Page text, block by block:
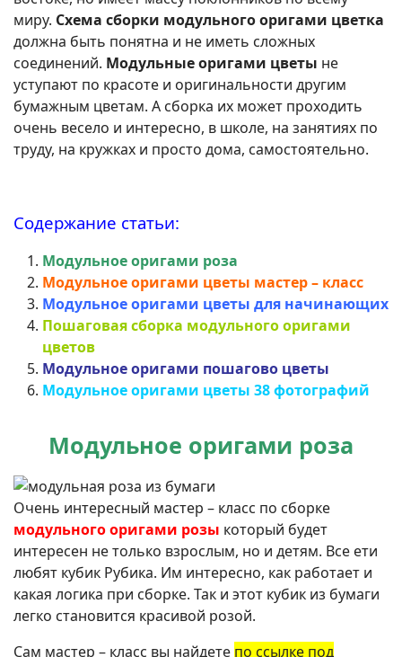
миру. Схема сборки модульного оригами цветка
должна быть понятна и не иметь сложных
соединений. Модульные оригами цветы не
уступают по красоте и оригинальности другим
бумажным цветам. А сборка их может проходить
очень весело и интересно, в школе, на занятиях по
труду, на кружках и просто дома, самостоятельно.
Содержание статьи:
Модульное оригами роза
Модульное оригами цветы мастер – класс
Модульное оригами цветы для начинающих
Пошаговая сборка модульного оригами
цветов
Модульное оригами пошагово цветы
Модульное оригами цветы 38 фотографий
Модульное оригами роза
Очень интересный мастер – класс по сборке
модульного оригами розы который будет
интересен не только взрослым, но и детям. Все ети
любят кубик Рубика. Им интересно, как работает и
какая логика при сборке. Так и этот кубик из бумаги
легко становится красивой розой.
Сам мастер – класс вы найдете по ссылке под